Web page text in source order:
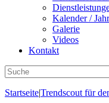
Kalender /
Galerie
Videos
Kontakt
Startseite|Trendscout für